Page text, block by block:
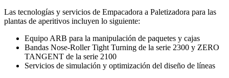
Las tecnologías y servicios de Empacadora a Paletizadora para las
plantas de aperitivos incluyen lo siguiente:
Equipo ARB para la manipulación de paquetes y cajas
Bandas Nose-Roller Tight Turning de la serie 2300 y ZERO
TANGENT de la serie 2100
Servicios de simulación y optimización del diseño de líneas